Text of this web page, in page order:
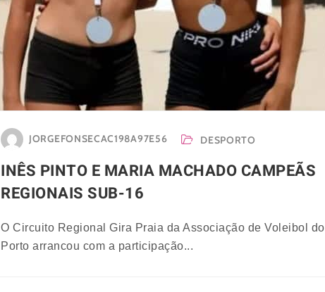
JORGEFONSECAC198A97E56 DESPORTO
INÊS PINTO E MARIA MACHADO CAMPEÃS
REGIONAIS SUB-16
O Circuito Regional Gira Praia da Associação de Voleibol do
Porto arrancou com a participação...